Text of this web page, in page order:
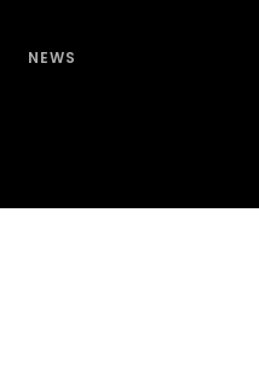
NEWS